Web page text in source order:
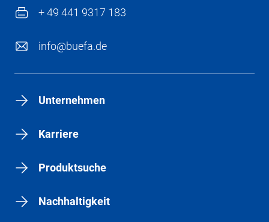
+ 49 441 9317 183
info@buefa.de
Unternehmen
Karriere
Produktsuche
Nachhaltigkeit